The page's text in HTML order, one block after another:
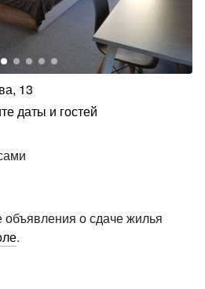
13
даты и гостей
объявления о сдаче жилья
.